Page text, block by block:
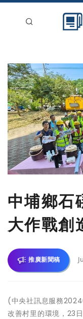
新聞稿分類
登入
刊登
中埔鄉石
大作戰創
推廣新聞稿
(中央社訊息服務
改善村里的環境，23